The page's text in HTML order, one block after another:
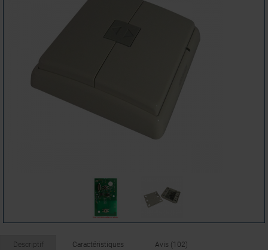
Descriptif Caractéristiques Avis (102)